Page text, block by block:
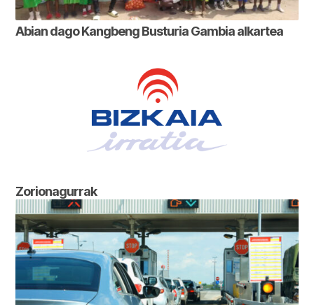
Abian dago Kangbeng Busturia Gambia alkartea
Zorionagurrak